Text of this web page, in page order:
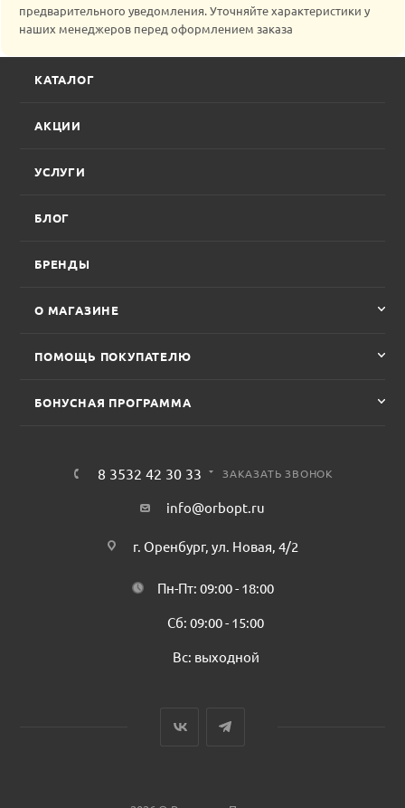
предварительного уведомления. Уточняйте характеристики у
наших менеджеров перед оформлением заказа
КАТАЛОГ
АКЦИИ
УСЛУГИ
БЛОГ
БРЕНДЫ
О МАГАЗИНЕ
ПОМОЩЬ ПОКУПАТЕЛЮ
БОНУСНАЯ ПРОГРАММА
8 3532 42 30 33 ЗАКАЗАТЬ ЗВОНОК
info@orbopt.ru
г. Оренбург, ул. Новая, 4/2
Пн-Пт: 09:00 - 18:00
Сб: 09:00 - 15:00
Вс: выходной